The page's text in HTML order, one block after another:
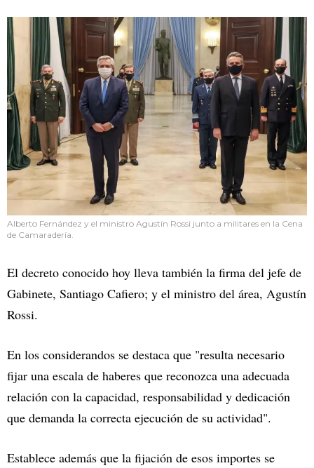
Alberto Fernández y el ministro Agustín Rossi junto a militares en la Cena
de Camaradería.
El decreto conocido hoy lleva también la firma del jefe de
Gabinete, Santiago Cafiero; y el ministro del área, Agustín
Rossi.
En los considerandos se destaca que "resulta necesario
fijar una escala de haberes que reconozca una adecuada
relación con la capacidad, responsabilidad y dedicación
que demanda la correcta ejecución de su actividad".
Establece además que la fijación de esos importes se